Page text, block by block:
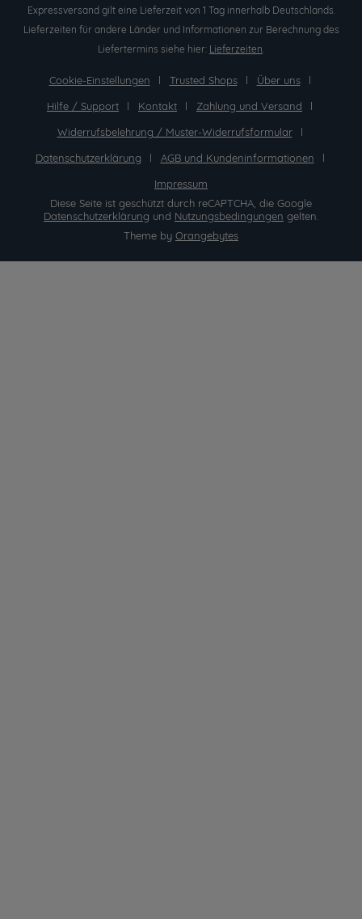
Expressversand gilt eine Lieferzeit von 1 Tag innerhalb Deutschlands.
Lieferzeiten für andere Länder und Informationen zur Berechnung des
Liefertermins siehe hier: Lieferzeiten
Cookie-Einstellungen Trusted Shops
Über uns
Hilfe / Support
Kontakt
Zahlung und Versand
Widerrufsbelehrung / Muster-Widerrufsformular
Datenschutzerklärung
AGB und Kundeninformationen
Impressum
Diese Seite ist geschützt durch reCAPTCHA, die Google
Datenschutzerklärung und Nutzungsbedingungen gelten.
Theme by Orangebytes